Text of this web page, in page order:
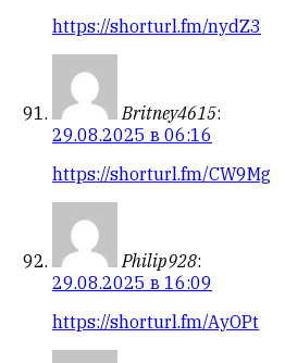
https://shorturl.fm/nydZ3
Britney4615:
29.08.2025 в 06:16
https://shorturl.fm/CW9Mg
Philip928:
29.08.2025 в 16:09
https://shorturl.fm/AyOPt